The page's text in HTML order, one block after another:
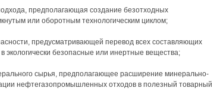
предполагающая создание безотходных
или оборотным технологическим циклом;
предусматривающей перевод всех составляющих
безопасные или инертные вещества;
сырья, предполагающее расширение минерально-
нефтегазопромышленных отходов в полезный товарный